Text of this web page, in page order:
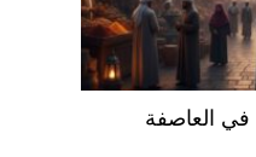
العاصفة